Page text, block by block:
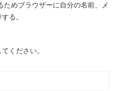
ためブラウザーに自分の名前、メ
る。
ください。